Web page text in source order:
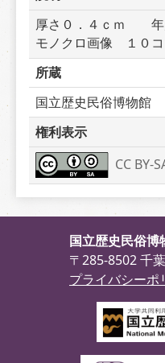
厚さ０．４ｃｍ　　
モノクロ画像　１０
所蔵
国立歴史民俗博物館
権利表示
CC BY-
国立歴史民俗博
〒285-8502 千
プライバシーポ